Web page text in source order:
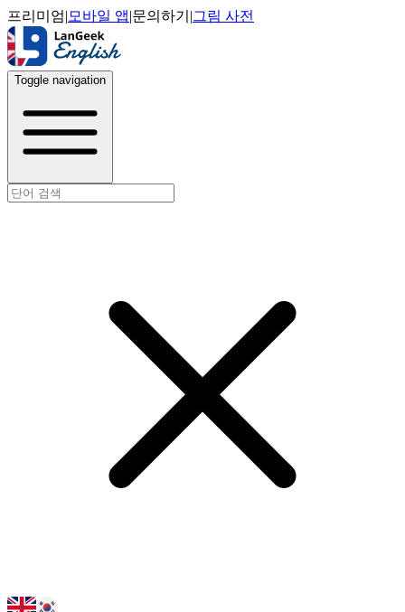
프리미엄| 모바일 앱|문의하기 |그림 사전
Toggle navigation